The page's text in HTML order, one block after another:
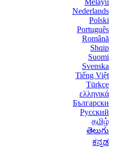
Nederlands
Polski
Português
Română
Shqip
Suomi
Svenska
Tiếng Việt
Türkçe
ελληνικά
Български
Русский
தமிழ்
తెలుగు
ಕನ್ನಡ